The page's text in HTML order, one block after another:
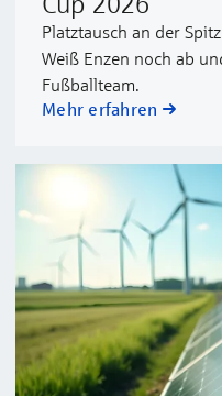
Platztausch an der
Weiß Enzen noch ab
Fußballteam.
Mehr erfahren